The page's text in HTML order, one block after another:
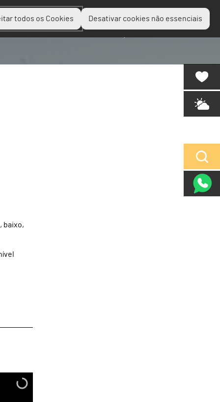
todos os Cookies Desativar cookies não essenciais
Planear Descobrir
baixo,